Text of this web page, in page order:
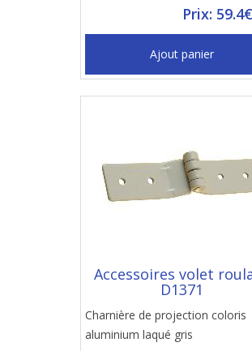
Prix:
Ajout panier
Accessoires volet
D1371
Charnière de projection coloris
aluminium laqué gris